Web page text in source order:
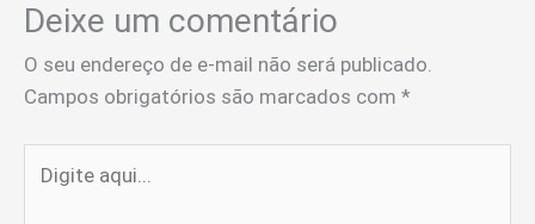
Deixe um comentário
O seu endereço de e-mail não será publicado.
Campos obrigatórios são marcados com *
aqui...